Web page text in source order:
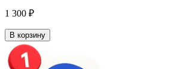
1 300 ₽
В корзину